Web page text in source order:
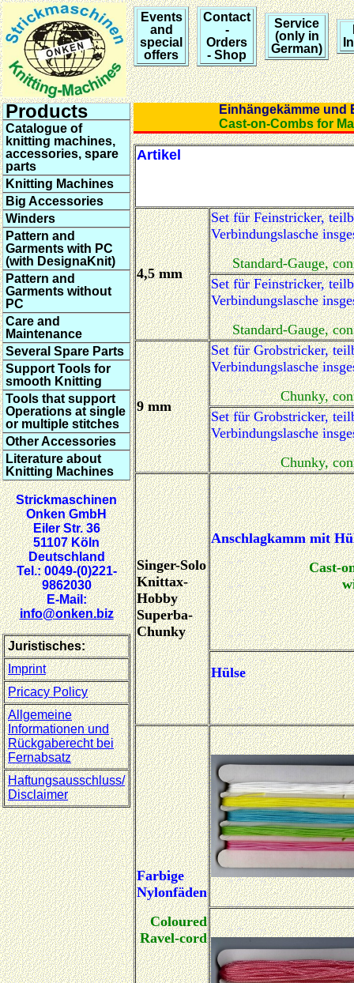
Events
and
special
offers
Contact
-
Orders
- Shop
Service
(only in
German)
Products
Catalogue of
knitting machines,
accessories, spare
parts
Knitting Machines
Big Accessories
Winders
Pattern and
Garments with PC
(with DesignaKnit)
Pattern and
Garments without
PC
Care and
Maintenance
Several Spare Parts
Support Tools for
smooth Knitting
Tools that support
Operations at single
or multiple stitches
Other Accessories
Literature about
Knitting Machines
Strickmaschinen
Onken GmbH
Eiler Str. 36
51107 Köln
Deutschland
Tel.: 0049-(0)221-
9862030
E-Mail:
info@onken.biz
Juristisches:
Imprint
Pricacy Policy
Allgemeine
Informationen und
Rückgaberecht bei
Fernabsatz
Haftungsausschluss/
Disclaimer
Einhängekämme
Cast-on-Combs for
Artikel
4,5 mm
Set für Feinstricker,
Verbindungslasche
Standard-Gauge,
Set für Feinstricker,
Verbindungslasche
Standard-Gauge,
9 mm
Set für Grobstricker,
Verbindungslasche
Chunky,
Set für Grobstricker,
Verbindungslasche
Chunky,
Singer-Solo
Knittax-
Hobby
Superba-
Chunky
Anschlagkamm mit
Cast-
Hülse
Farbige
Nylonfäden
Coloured
Ravel-cord